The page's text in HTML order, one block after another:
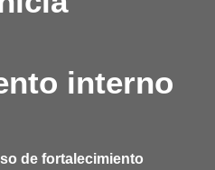
interno
de fortalecimiento